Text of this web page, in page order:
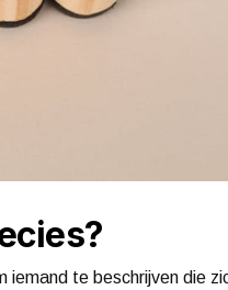
iemand te beschrijven die